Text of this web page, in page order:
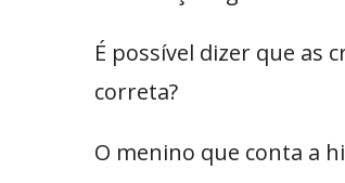
É possível dizer que as
correta?
O menino que conta a